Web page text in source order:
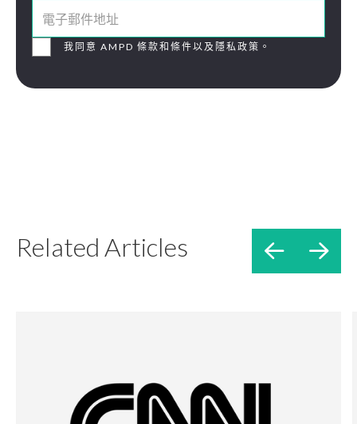
我同意 AMPD 條款和條件以及隱私政策。
Related Articles  